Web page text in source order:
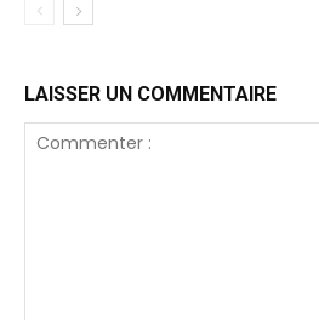
LAISSER UN COMMENTAIRE